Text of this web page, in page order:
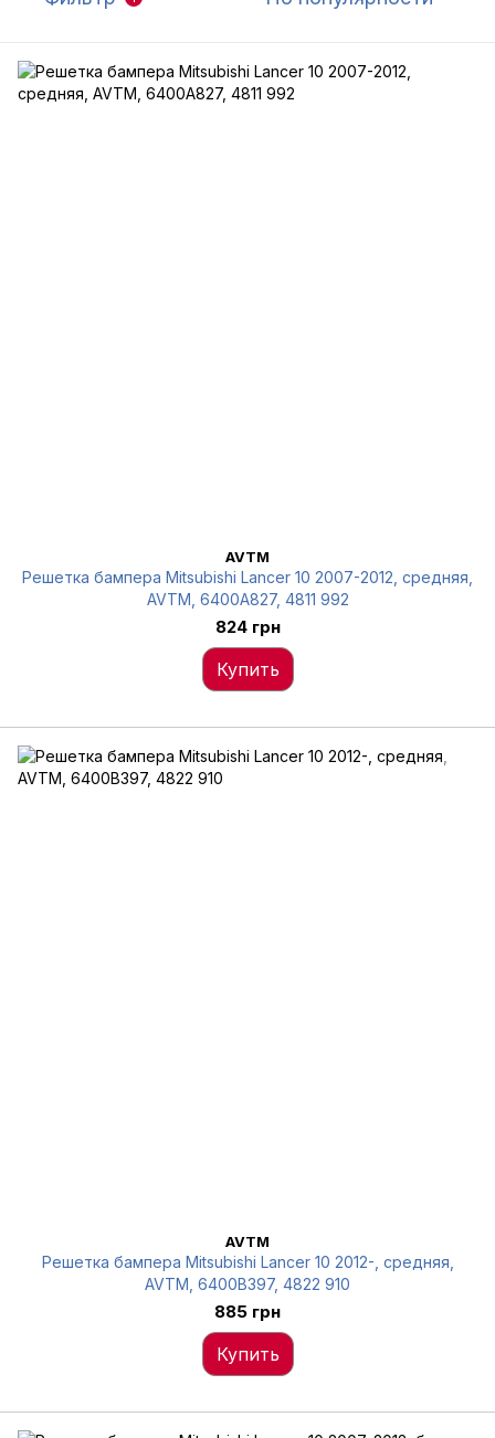
AVTM
Решетка бампера Mitsubishi Lancer 10 2007-2012, средняя,
AVTM, 6400A827, 4811 992
824 грн
Купить
AVTM
Решетка бампера Mitsubishi Lancer 10 2012-, средняя,
AVTM, 6400B397, 4822 910
885 грн
Купить